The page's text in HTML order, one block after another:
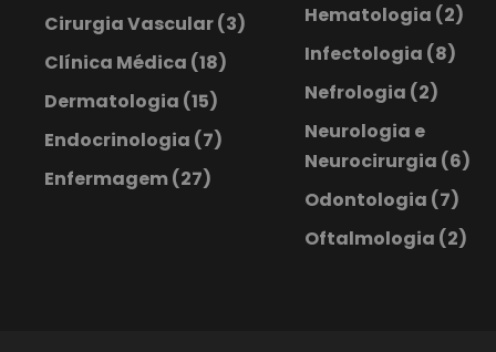
Cirurgia Vascular(3)
Clínica Médica (18)
Dermatologia (15)
Endocrinologia (7)
Enfermagem(27)
Hematologia (2)
Infectologia (8)
Nefrologia (2)
Neurologia e
Neurocirurgia (6)
Odontologia (7)
Oftalmologia (2)